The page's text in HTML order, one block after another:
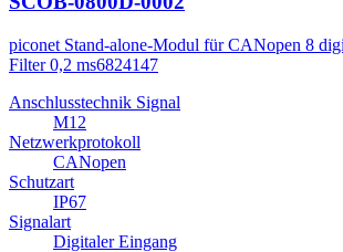
piconet Stand-alone-Modul für CANopen 8
Filter 0,2 ms6824147
Anschlusstechnik Signal
M12
Netzwerkprotokoll
CANopen
Schutzart
IP67
Signalart
Digitaler Eingang